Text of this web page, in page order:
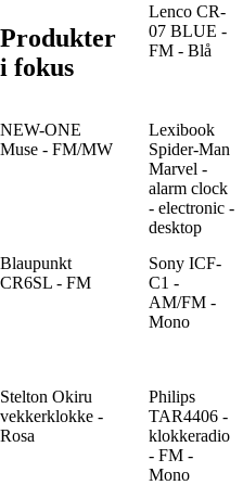
Produkter
i fokus
Lenco CR-
07 BLUE -
FM - Blå
NEW-ONE
Muse - FM/MW
Lexibook
Spider-Man
Marvel -
alarm clock
- electronic -
desktop
Blaupunkt
CR6SL - FM
Sony ICF-
C1 -
AM/FM -
Mono
Stelton Okiru
vekkerklokke -
Rosa
Philips
TAR4406 -
klokkeradio
- FM -
Mono